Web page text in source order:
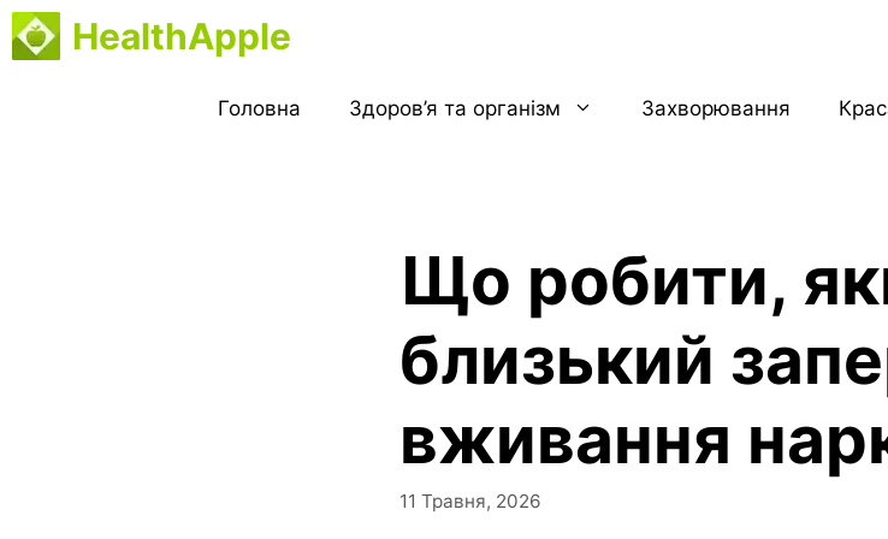
Перейти
до
HealthApple
Головна Здоров’я та організм Захворювання
Що робити,
близький
вживання
11 Травня, 2026